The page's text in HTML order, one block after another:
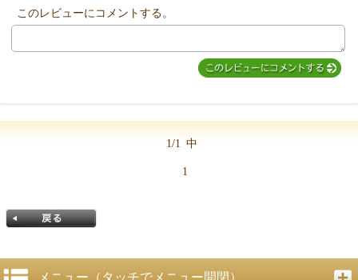
他のお客様からのコメント
このレビューにコメントする。
1/1 中
1